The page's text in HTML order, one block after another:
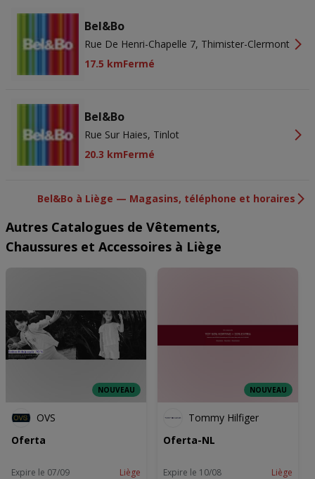
Bel&Bo
Rue De Henri-Chapelle 7, Thimister-Clermont
17.5 kmFermé
Bel&Bo
Rue Sur Haies, Tinlot
20.3 kmFermé
Bel&Bo à Liège — Magasins, téléphone et horaires
Autres Catalogues de Vêtements,
Chaussures et Accessoires à Liège
NOUVEAU
OVS
Oferta
Expire le 07/09 Liège
NOUVEAU
Tommy Hilfiger
Oferta-NL
Expire le 10/08 Liège